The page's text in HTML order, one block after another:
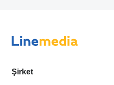
Şirket